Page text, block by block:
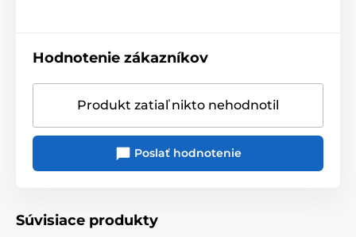
Hodnotenie zákazníkov
Produkt zatiaľ nikto nehodnotil
Poslať hodnotenie
Súvisiace produkty